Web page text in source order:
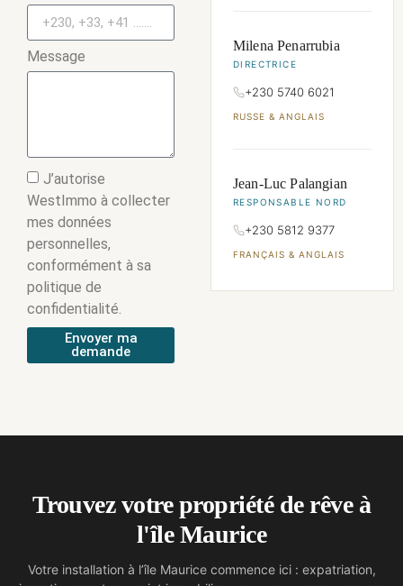
Message
J’autorise
WestImmo à collecter
mes données
personnelles,
conformément à sa
politique de
confidentialité.
Envoyer ma
demande
Milena Penarrubia
DIRECTRICE
+230 5740 6021
RUSSE & ANGLAIS
Jean-Luc Palangian
RESPONSABLE NORD
+230 5812 9377
FRANÇAIS & ANGLAIS
Trouvez votre propriété de rêve à
l'île Maurice
Votre installation à l’île Maurice commence ici : expatriation,